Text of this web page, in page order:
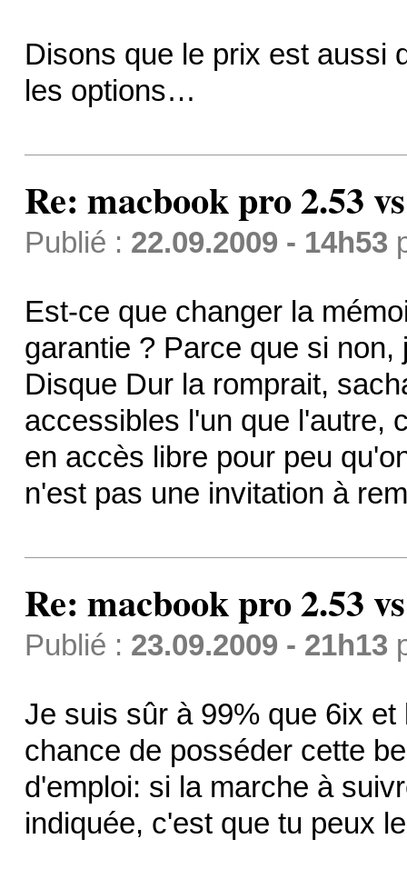
Disons que le prix est aussi
les options…
Re: macbook pro 2.53
Publié : 22.09.2009 - 14h53
Est-ce que changer la
garantie ? Parce que si
Disque Dur la romprait,
accessibles l'un que l'autre,
en accès libre pour peu
n'est pas une invitation à
Re: macbook pro 2.53
Publié : 23.09.2009 - 21h13
Je suis sûr à 99% que 6ix
chance de posséder cette
d'emploi: si la marche à
indiquée, c'est que tu peux